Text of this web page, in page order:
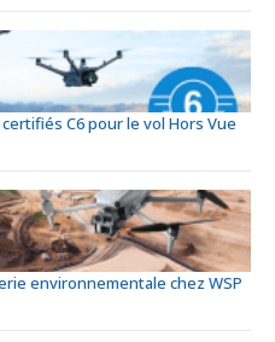
C6 pour le vol Hors Vue
environnementale chez WSP